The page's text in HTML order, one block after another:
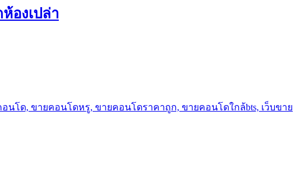
องเปล่า
โด, ขายคอนโดหรู, ขายคอนโดราคาถูก, ขายคอนโดใกล้bts, เว็บขาย